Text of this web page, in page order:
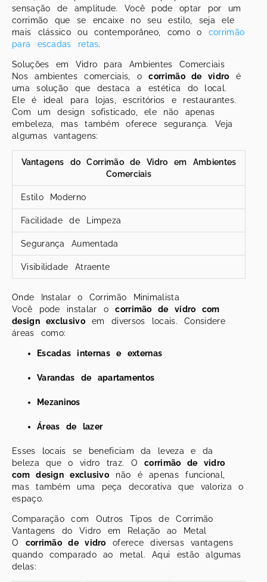
sensação de amplitude. Você pode optar por um
corrimão que se encaixe no seu estilo, seja ele
mais clássico ou contemporâneo, como o corrimão
para escadas retas.
Soluções em Vidro para Ambientes Comerciais
Nos ambientes comerciais, ocorrimão de vidro é
uma solução que destaca a estética do local.
Ele é ideal para lojas, escritórios e restaurantes.
Com um design sofisticado, ele não apenas
embeleza, mas também oferece segurança. Veja
algumas vantagens:
Vantagens do Corrimão de Vidro em Ambientes
Comerciais
Estilo Moderno
Facilidade de Limpeza
Segurança Aumentada
Visibilidade Atraente
Onde Instalar o Corrimão Minimalista
Você pode instalar ocorrimão de vidro com
design exclusivoem diversos locais. Considere
áreas como:
Escadas internas e externas
Varandas de apartamentos
Mezaninos
Áreas de lazer
Esses locais se beneficiam da leveza e da
beleza que o vidro traz. Ocorrimão de vidro
com design exclusivo não é apenas funcional,
mas também uma peça decorativa que valoriza o
espaço.
Comparação com Outros Tipos de Corrimão
Vantagens do Vidro em Relação ao Metal
O corrimão de vidro oferece diversas vantagens
quando comparado ao metal. Aqui estão algumas
delas: